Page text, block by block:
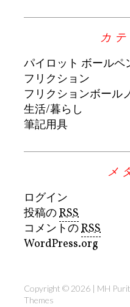
カ
パイロット ボールペ
フリクション
フリクションボール
生活/暮らし
筆記用具
メ
ログイン
投稿のRSS
コメントのRSS
WordPress.org
Copyright © 2026 | MH
Themes